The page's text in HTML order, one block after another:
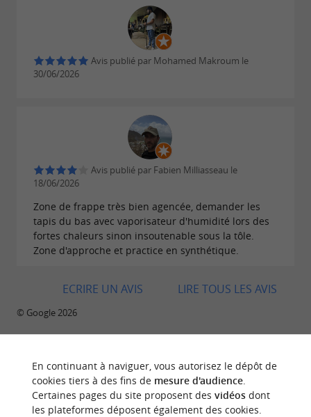
Avis publié par Mohamed Makroum le
30/06/2026
Avis publié par Fabien Milliasseau le
18/06/2026
Zone de frappe très bien agencée, demander les
tapis du bas avec vaporisateur d'humidité lors des
fortes chaleurs sinon insoutenable sous la tôle.
Zone d'approche et practice en synthétique.
LIRE TOUS LES AVIS
ECRIRE UN AVIS
© Google 2026
AVIS DES VOYAGEURS
MINI GOLF MÉRIGNAC
En continuant à naviguer, vous autorisez le dépôt de
cookies tiers à des fins de mesure d'audience.
Certaines pages du site proposent des vidéosdont
les plateformes déposent également des cookies.